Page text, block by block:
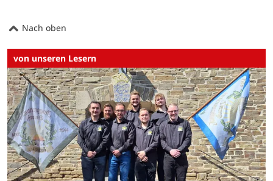
Nach oben
von unseren Lesern